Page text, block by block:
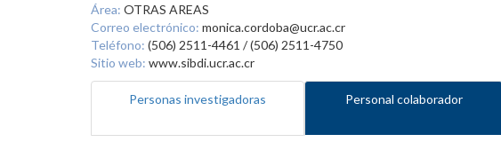
Área: OTRAS AREAS
Correo electrónico: monica.cordoba@ucr.ac.cr
Teléfono: (506) 2511-4461 / (506) 2511-4750
Sitio web: www.sibdi.ucr.ac.cr
Personas investigadoras Personal colaborador